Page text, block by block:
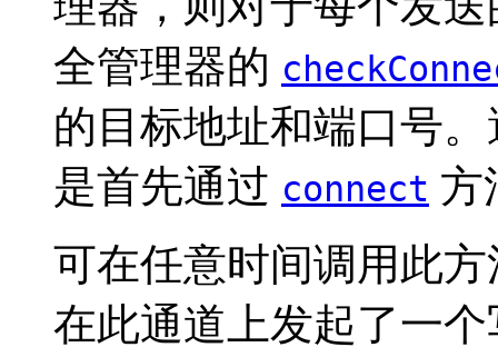
全管理器的
的目标地址和端口号
是首先通过 connect 方
可在任意时间调用此
在此通道上发起了一